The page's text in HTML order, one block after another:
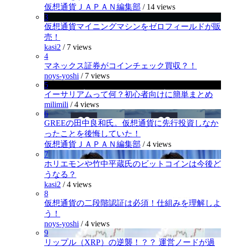
仮想通貨ＪＡＰＡＮ編集部 / 14 views
3
仮想通貨マイニングマシンをゼロフィールドが販
売！
kasi2 / 7 views
4
マネックス証券がコインチェック買収？！
noys-yoshi / 7 views
5
イーサリアムって何？初心者向けに簡単まとめ
milimili /4 views
6
GREEの田中良和氏。仮想通貨に先行投資しなか
ったことを後悔していた！
仮想通貨ＪＡＰＡＮ編集部 /4 views
7
ホリエモンや竹中平蔵氏のビットコインは今後ど
うなる？
kasi2 /4 views
8
仮想通貨の二段階認証は必須！仕組みを理解しよ
う！
noys-yoshi /4 views
9
リップル（XRP）の逆襲！？？ 運営ノードが過